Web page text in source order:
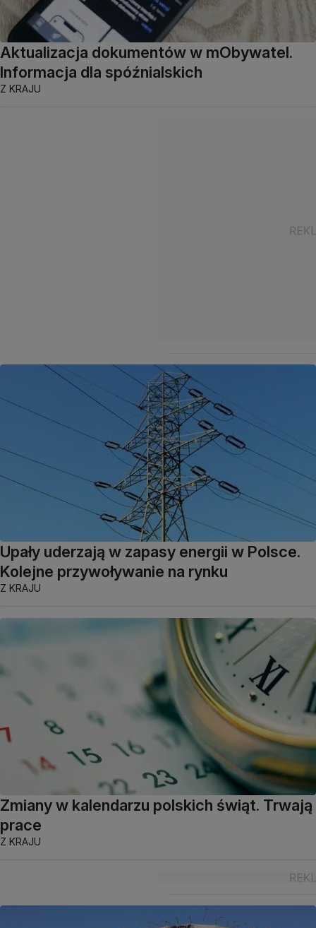
Aktualizacja dokumentów w mObywatel.
Informacja dla spóźnialskich
Z KRAJU
Upały uderzają w zapasy energii w Polsce.
Kolejne przywoływanie na rynku
Z KRAJU
Zmiany w kalendarzu polskich świąt. Trwają
prace
Z KRAJU